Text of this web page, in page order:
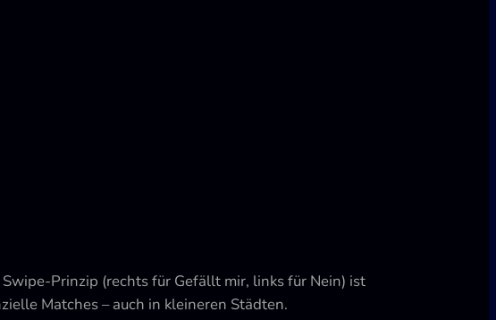
Prinzip (rechts für Gefällt mir, links für Nein) ist
Matches – auch in kleineren Städten.